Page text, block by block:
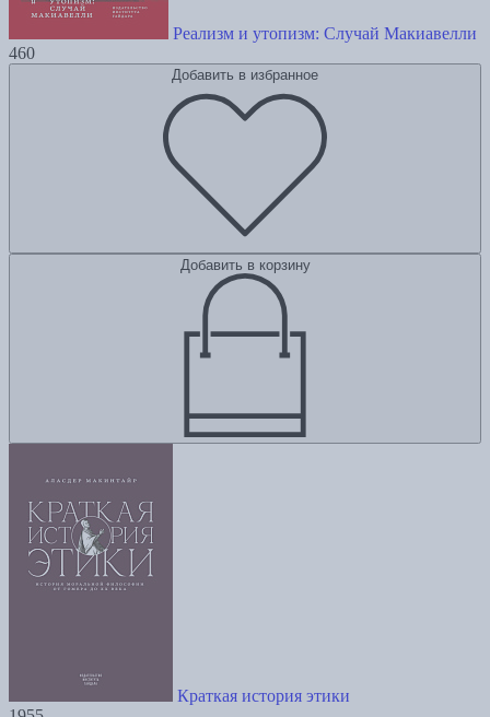
Реализм и утопизм: Случай Макиавелли
460
Добавить в избранное
Добавить в корзину
Краткая история этики